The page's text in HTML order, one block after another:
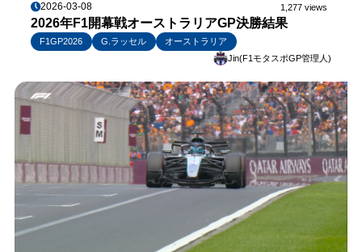
2026-03-08 1,277 views
2026年F1開幕戦オーストラリアGP決勝結果
F1GP2026 G.ラッセル
オーストラリア
Jin(F1モタスポGP管理人)